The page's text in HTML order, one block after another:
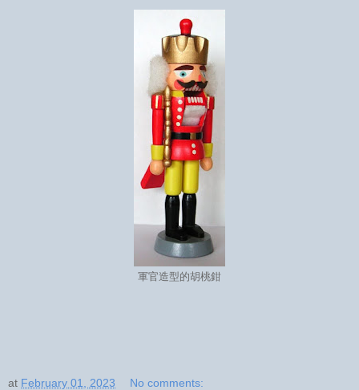
軍官造型的胡桃鉗
at February 01, 2023 No comments: